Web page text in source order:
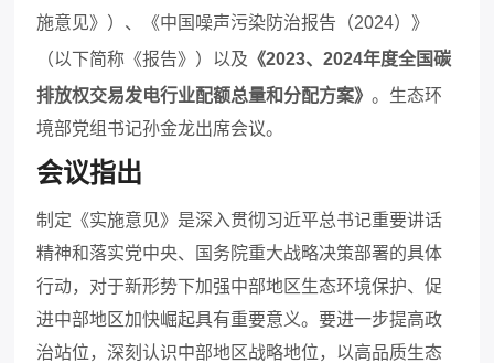
施意见》）、《中国噪声污染防治报告（2024）》
（以下简称《报告》）以及 《2023、2024年度全国碳
排放权交易发电行业配额总量和分配方案》。生态环
境部党组书记孙金龙出席会议。
会议指出
制定《实施意见》是深入贯彻习近平总书记重要讲话
精神和落实党中央、国务院重大战略决策部署的具体
行动，对于新形势下加强中部地区生态环境保护、促
进中部地区加快崛起具有重要意义。要进一步提高政
治站位，深刻认识中部地区战略地位，以高品质生态